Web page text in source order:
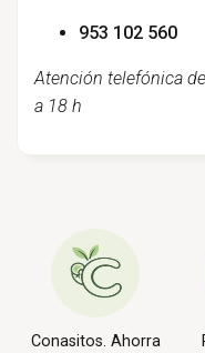
953 102 560
Atención telefónica
a 18 h
Conasitos. Ahorra